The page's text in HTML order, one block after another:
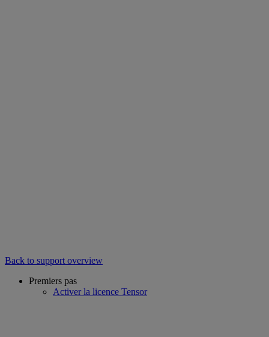
Back to support overview
Premiers pas
Activer la licence Tensor